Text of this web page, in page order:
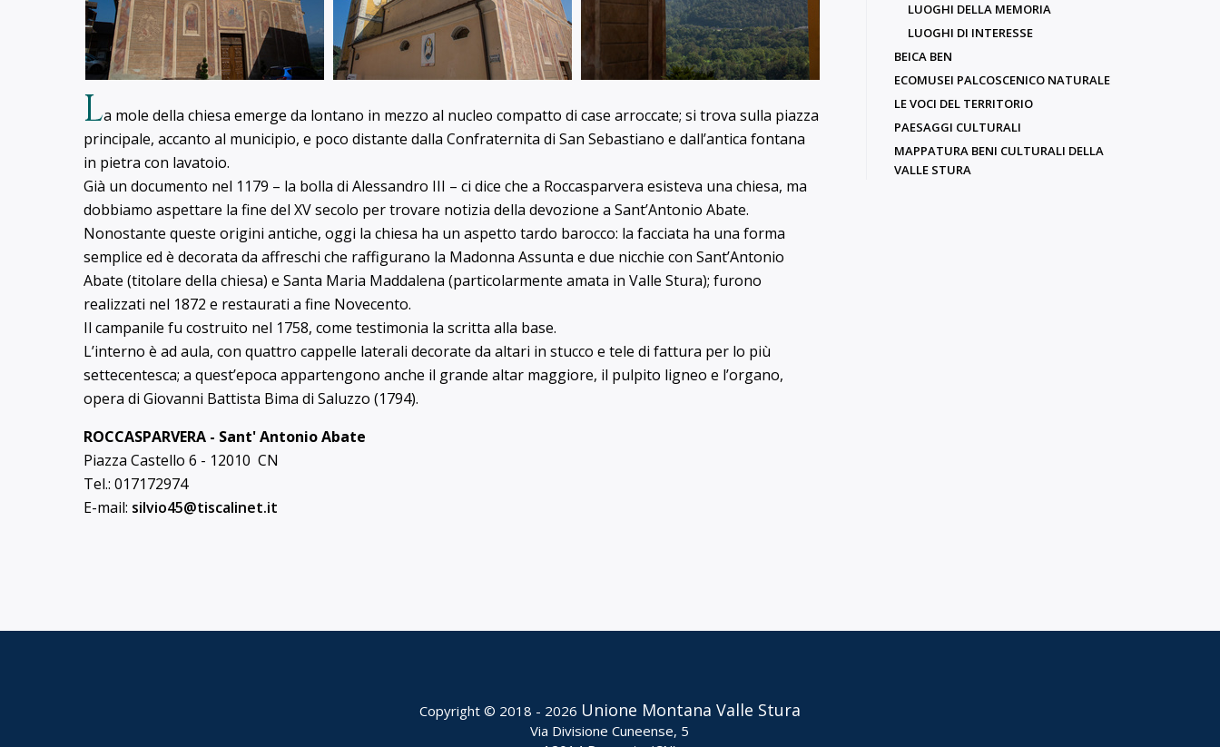
La mole della chiesa emerge da lontano in mezzo al nucleo compatto di case arroccate; si trova sulla piazza
principale, accanto al municipio, e poco distante dalla Confraternita di San Sebastiano e dall’antica fontana
in pietra con lavatoio.
Già un documento nel 1179 – la bolla di Alessandro III – ci dice che a Roccasparvera esisteva una chiesa, ma
dobbiamo aspettare la fine del XV secolo per trovare notizia della devozione a Sant’Antonio Abate.
Nonostante queste origini antiche, oggi la chiesa ha un aspetto tardo barocco: la facciata ha una forma
semplice ed è decorata da affreschi che raffigurano la Madonna Assunta e due nicchie con Sant’Antonio
Abate (titolare della chiesa) e Santa Maria Maddalena (particolarmente amata in Valle Stura); furono
realizzati nel 1872 e restaurati a fine Novecento.
Il campanile fu costruito nel 1758, come testimonia la scritta alla base.
L’interno è ad aula, con quattro cappelle laterali decorate da altari in stucco e tele di fattura per lo più
settecentesca; a quest’epoca appartengono anche il grande altar maggiore, il pulpito ligneo e l’organo,
opera di Giovanni Battista Bima di Saluzzo (1794).
ROCCASPARVERA - Sant' Antonio Abate
Piazza Castello 6 - 12010 CN
Tel.: 017172974
E-mail: silvio45@tiscalinet.it
LUOGHI DELLA MEMORIA
LUOGHI DI INTERESSE
BEICA BEN
ECOMUSEI PALCOSCENICO NATURALE
LE VOCI DEL TERRITORIO
PAESAGGI CULTURALI
MAPPATURA BENI CULTURALI DELLA
VALLE STURA
Copyright © 2018 - 2026 Unione Montana Valle Stura
Via Divisione Cuneense, 5